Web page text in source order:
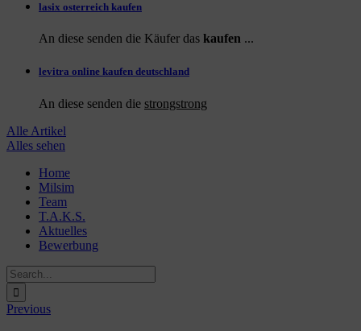
lasix osterreich kaufen
An diese senden die Käufer das kaufen ...
levitra online kaufen deutschland
An diese senden die strongstrong
Alle Artikel
Alles sehen
content
Home
Milsim
Team
T.A.K.S.
Aktuelles
Bewerbung
Search
for:
Previous